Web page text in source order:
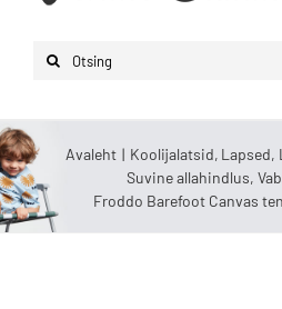
Search
Lapsed
Mehed
Lisad
Avaleht Koolijalatsid Lapsed
Suvine allahindlus
Froddo Barefoot Canvas